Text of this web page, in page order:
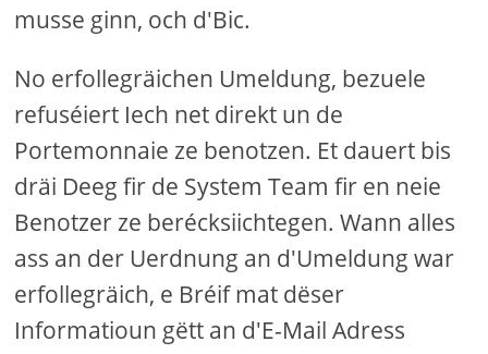
musse ginn, och d'Bic.
No erfollegräichen Umeldung, bezuele
refuséiert Iech net direkt un de
Portemonnaie ze benotzen. Et dauert bis
dräi Deeg fir de System Team fir en neie
Benotzer ze berécksiichtegen. Wann alles
ass an der Uerdnung an d'Umeldung war
erfollegräich, e Bréif mat dëser
Informatioun gëtt an d'E-Mail Adress